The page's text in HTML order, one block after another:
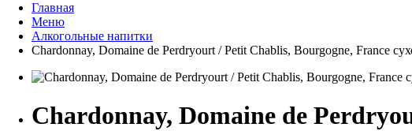
Главная
Меню
Алкогольные напитки
Chardonnay, Domaine de Perdryourt / Petit Chablis, Bourgogne, France
Chardonnay, Domaine de